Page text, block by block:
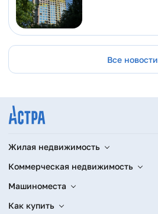
Все новости
Жилая недвижимость
Коммерческая недвижимость
Машиноместа
Как купить